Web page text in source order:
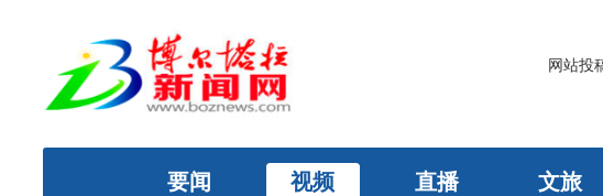
网站投
要闻 视频 直播 文旅